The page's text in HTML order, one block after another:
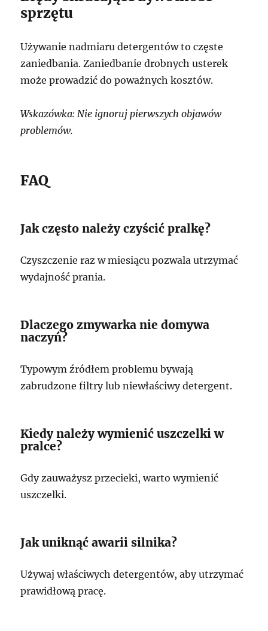
sprzętu
Używanie nadmiaru detergentów to częste
zaniedbania. Zaniedbanie drobnych usterek
może prowadzić do poważnych kosztów.
Wskazówka: Nie ignoruj pierwszych objawów
problemów.
FAQ
Jak często należy czyścić pralkę?
Czyszczenie raz w miesiącu pozwala utrzymać
wydajność prania.
Dlaczego zmywarka nie domywa
naczyń?
Typowym źródłem problemu bywają
zabrudzone filtry lub niewłaściwy detergent.
Kiedy należy wymienić uszczelki w
pralce?
Gdy zauważysz przecieki, warto wymienić
uszczelki.
Jak uniknąć awarii silnika?
Używaj właściwych detergentów, aby utrzymać
prawidłową pracę.